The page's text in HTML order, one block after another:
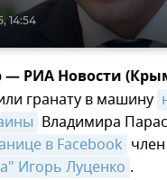
14:54
— РИА Новости
гранату в машину
Владимира
в Facebook член
Игорь Луценко .